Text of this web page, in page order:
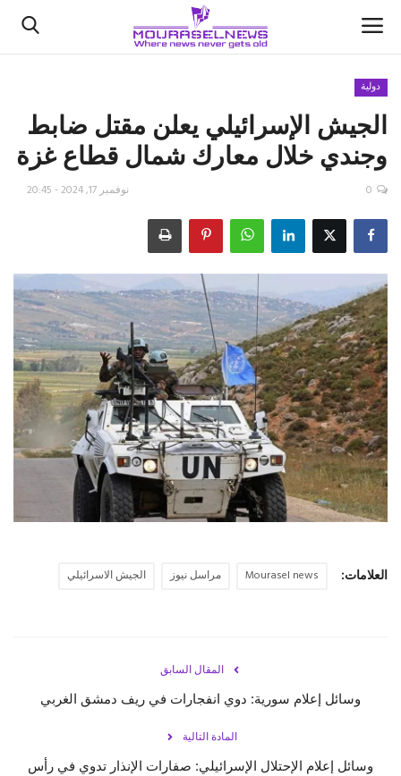
الأخبار
كتّابنا
اقتصاد
علوم وتكنولوجيا
رياضة
فيديو
حياة
دولية
الجيش الإسرائيلي يعلن مقتل ضابط
وجندي خلال معارك شمال قطاع غزة
نوفمبر 17, 2024 - 20:45 0
العلامات: Mourasel news مراسل نيوز الجيش الاسرائيلي
المقال السابق
وسائل إعلام سورية: دوي انفجارات في ريف دمشق الغربي
المادة التالية
وسائل إعلام الإحتلال الإسرائيلي: صفارات الإنذار تدوي في رأس